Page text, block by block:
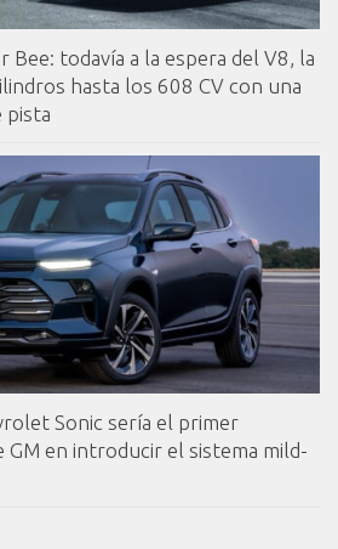
Bee: todavía a la espera del V8, la
hasta los 608 CV con una
pista
Sonic sería el primer
en introducir el sistema mild-